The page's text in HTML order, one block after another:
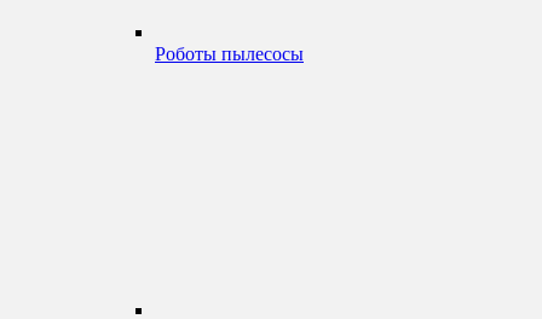
Роботы пылесосы